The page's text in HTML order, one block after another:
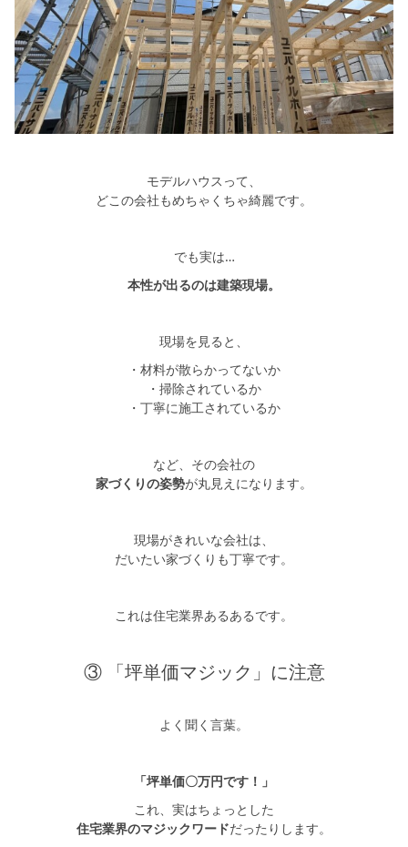
モデルハウスって、
どこの会社もめちゃくちゃ綺麗です。
でも実は…
本性が出るのは建築現場。
現場を見ると、
・材料が散らかってないか
・掃除されているか
・丁寧に施工されているか
など、その会社の
家づくりの姿勢が丸見えになります。
現場がきれいな会社は、
だいたい家づくりも丁寧です。
これは住宅業界あるあるです。
③ 「坪単価マジック」に注意
よく聞く言葉。
「坪単価〇万円です！」
これ、実はちょっとした
住宅業界のマジックワードだったりします。